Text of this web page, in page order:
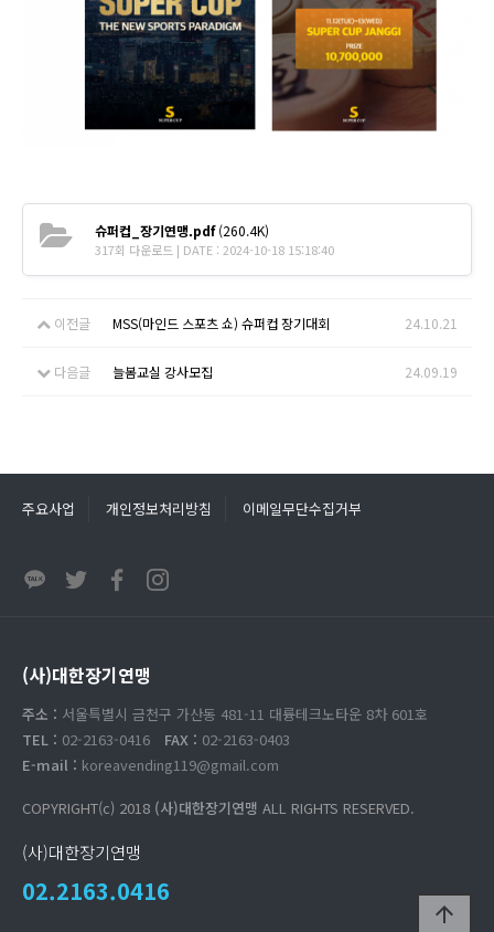
슈퍼컵_장기연맹.pdf(260.4K)
317회 다운로드 | DATE : 2024-10-18 15:18:40
이전글 MSS(마인드 스포츠 쇼) 슈퍼컵 장기대회 24.10.21
다음글 늘봄교실 강사모집 24.09.19
arrow_upward
주요사업 개인정보처리방침 이메일무단수집거부
(사)대한장기연맹
주소 : 서울특별시 금천구 가산동 481-11 대륭테크노타운 8차 601호
TEL : 02-2163-0416 FAX : 02-2163-0403
E-mail : koreavending119@gmail.com
COPYRIGHT(c) 2018 (사)대한장기연맹 ALL RIGHTS RESERVED.
(사)대한장기연맹
02.2163.0416